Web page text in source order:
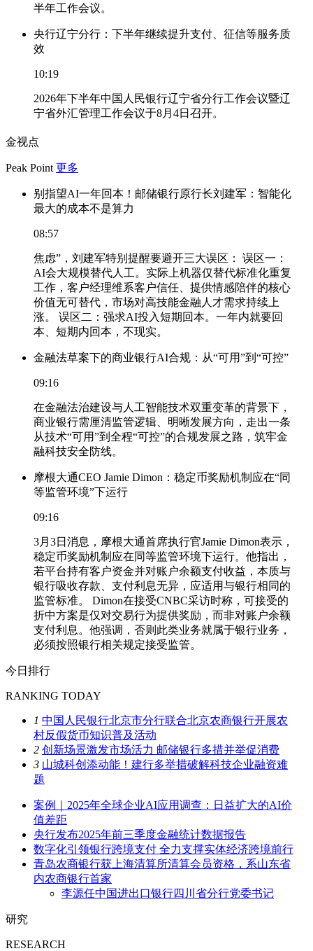
半年工作会议。
央行辽宁分行：下半年继续提升支付、征信等服务质
效
10:19
2026年下半年中国人民银行辽宁省分行工作会议暨辽
宁省外汇管理工作会议于8月4日召开。
金视点
Peak Point 更多
别指望AI一年回本！邮储银行原行长刘建军：智能化
最大的成本不是算力
08:57
焦虑”，刘建军特别提醒要避开三大误区： 误区一：
AI会大规模替代人工。实际上机器仅替代标准化重复
工作，客户经理维系客户信任、提供情感陪伴的核心
价值无可替代，市场对高技能金融人才需求持续上
涨。 误区二：强求AI投入短期回本。一年内就要回
本、短期内回本，不现实。
金融法草案下的商业银行AI合规：从“可用”到“可控”
09:16
在金融法治建设与人工智能技术双重变革的背景下，
商业银行需厘清监管逻辑、明晰发展方向，走出一条
从技术“可用”到全程“可控”的合规发展之路，筑牢金
融科技安全防线。
摩根大通CEO Jamie Dimon：稳定币奖励机制应在“同
等监管环境”下运行
09:16
3月3日消息，摩根大通首席执行官Jamie Dimon表示，
稳定币奖励机制应在同等监管环境下运行。他指出，
若平台持有客户资金并对账户余额支付收益，本质与
银行吸收存款、支付利息无异，应适用与银行相同的
监管标准。 Dimon在接受CNBC采访时称，可接受的
折中方案是仅对交易行为提供奖励，而非对账户余额
支付利息。他强调，否则此类业务就属于银行业务，
必须按照银行相关规定接受监管。
今日排行
RANKING TODAY
1 中国人民银行北京市分行联合北京农商银行开展农
村反假货币知识普及活动
2 创新场景激发市场活力 邮储银行多措并举促消费
3 山城科创添动能！建行多举措破解科技企业融资难
题
案例｜2025年全球企业AI应用调查：日益扩大的AI价
值差距
央行发布2025年前三季度金融统计数据报告
数字化引领银行跨境支付 全力支撑实体经济跨境前行
青岛农商银行获上海清算所清算会员资格，系山东省
内农商银行首家
李源任中国进出口银行四川省分行党委书记
研究
RESEARCH